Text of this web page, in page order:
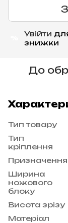
Увійти
знижки
До
Тип товару
Тип
кріплення
Призначення
Ширина
ножового
блоку
Висота зрізу
Матеріал